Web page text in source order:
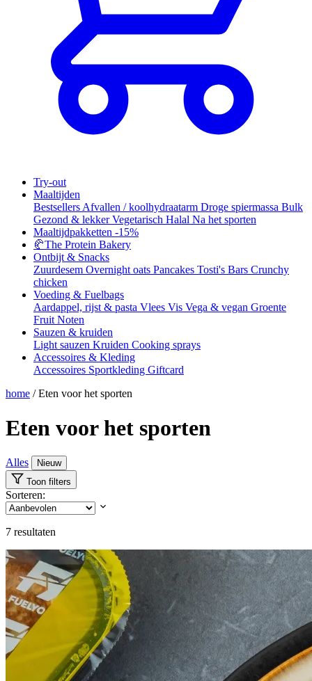
Try-out
Maaltijden
Bestsellers Afvallen / koolhydraatarm Droge spiermassa Bulk
Gezond & lekkerVegetarisch Halal Na het sporten
Maaltijdpakketten -15%
🥐The Protein Bakery
Ontbijt & Snacks
Zuurdesem Overnight oats Pancakes Tosti's Bars Crunchy
chicken
Voeding & Fuelbags
Aardappel, rijst & pasta Vlees Vis Vega & vegan Groente
Fruit Noten
Sauzen & kruiden
Light sauzen Kruiden Cooking sprays
Accessoires & Kleding
Accessoires Sportkleding Giftcard
home / Eten voor het sporten
Eten voor het sporten
Alles
Nieuw
Toon filters
Sorteren:
7 resultaten